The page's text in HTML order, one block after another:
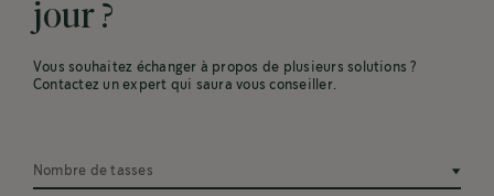
jour ?
Vous souhaitez échanger à propos de plusieurs solutions ?
Contactez un expert qui saura vous conseiller.
Nombre de tasses